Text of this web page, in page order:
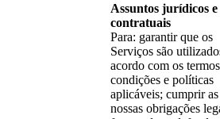
Assuntos jurídicos e
contratuais
Para: garantir que os
Serviços são
acordo com os
condições e políticas
aplicáveis; cumprir as
nossas obrigações